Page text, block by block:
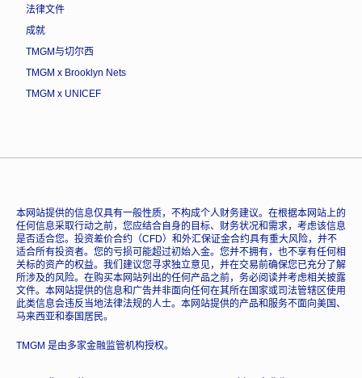
法律文件
成就
TMGM与切尔西
TMGM x Brooklyn Nets
TMGM x UNICEF
本网站提供的信息仅具有一般性质，不构成个人财务建议。在根据本网站上的
任何信息采取行动之前，您应结合自身的目标、财务状况和需求，考虑该信息
是否适合您。投资差价合约（CFD）和外汇保证金合约具有重大风险，并不
适合所有投资者。您的亏损可能超过初始入金。您并不拥有，也不享有任何相
关标的资产的权益。我们建议您寻求独立意见，并在交易前确保您已充分了解
所涉及的风险。在购买本网站列出的任何产品之前，务必阅读并考虑相关披露
文件。本网站提供的信息和广告并非面向任何在其所在国家或司法管辖区使用
此类信息会违反当地法律法规的人士。本网站提供的产品和服务不面向美国、
马来西亚和泰国居民。
TMGM 是由多家金融监管机构授权。